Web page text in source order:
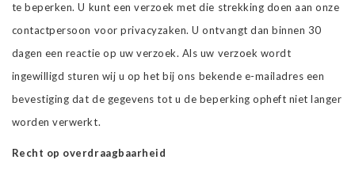
te beperken. U kunt een verzoek met die strekking doen aan onze
contactpersoon voor privacyzaken. U ontvangt dan binnen 30
dagen een reactie op uw verzoek. Als uw verzoek wordt
ingewilligd sturen wij u op het bij ons bekende e-mailadres een
bevestiging dat de gegevens tot u de beperking opheft niet langer
worden verwerkt.
Recht op overdraagbaarheid